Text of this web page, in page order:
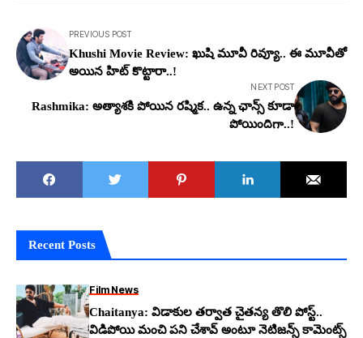
PREVIOUS POST
Khushi Movie Review: ఖుషి మూవీ రివ్యూ.. ఈ మూవీతో
అయిన హిట్ కొట్టారా..!
NEXT POST
Rashmika: అత్యాశ‌కి పోయిన ర‌ష్మిక‌.. ఉన్న ఛాన్స్ కూడా
పోయిందిగా..!
Recent Posts
Film News
Chaitanya: విడాకుల త‌ర్వాత చైత‌న్య తొలి పోస్ట్‌..
విడిపోయి మంచి ప‌ని చేశావ్ అంటూ నెటిజ‌న్స్ కామెంట్స్